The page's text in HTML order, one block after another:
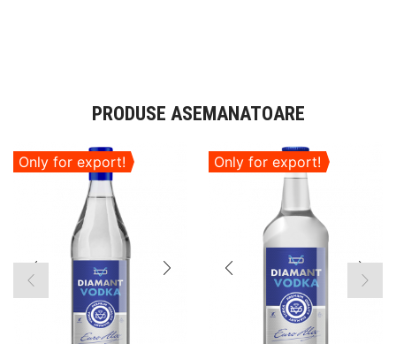
PRODUSE ASEMANATOARE
Only for export! Only for export!